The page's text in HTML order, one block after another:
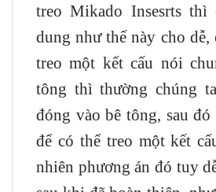
treo Mikado Insesrts thì
dung như thế này cho dễ,
treo một kết cấu nói
tông thì thường chúng
đóng vào bê tông, sau
để có thể treo một kết
nhiên phương án đó tuy